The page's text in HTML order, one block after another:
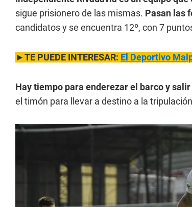
sigue prisionero de las mismas. Pasan las
candidatos y se encuentra 12º, con 7
►TE PUEDE INTERESAR: El Deportivo
Hay tiempo para enderezar el barco y
el timón para llevar a destino a la